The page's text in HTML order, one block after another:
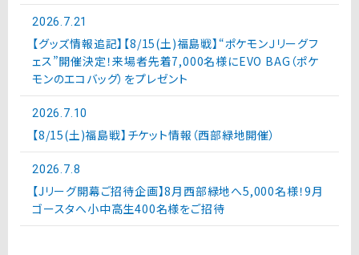
2026.7.21
【グッズ情報追記】【8/15(土)福島戦】“ポケモンＪリーグフ
ェス”開催決定！来場者先着7,000名様にEVO BAG（ポケ
モンのエコバッグ）をプレゼント
2026.7.10
【8/15(土)福島戦】チケット情報（西部緑地開催）
2026.7.8
【Jリーグ開幕ご招待企画】8月西部緑地へ5,000名様！9月
ゴースタへ小中高生400名様をご招待